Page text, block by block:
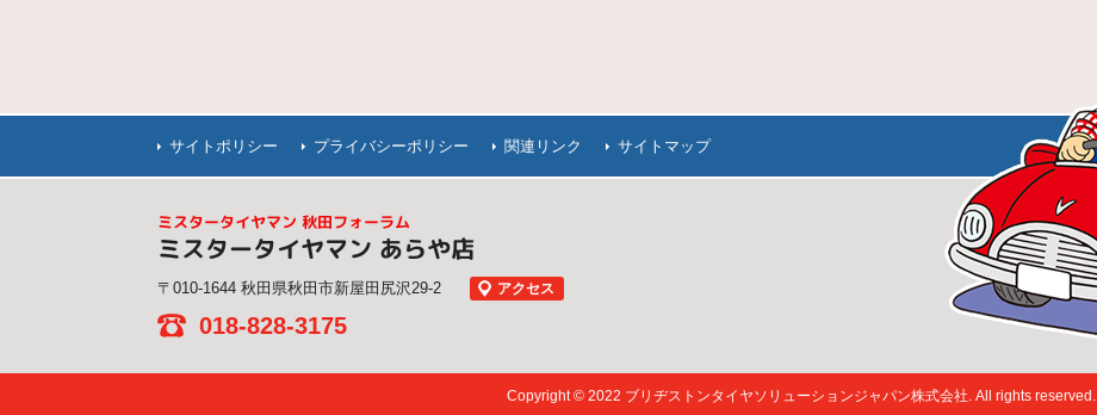
サイトポリシー プライバシーポリシー 関連リンク サイトマップ
ミスタータイヤマン 秋田フォーラム
ミスタータイヤマン あらや店
〒010-1644 秋田県秋田市新屋田尻沢29-2 アクセス
018-828-3175
Copyright © 2022 ブリヂストンタイヤソリューションジャパン株式会社. All rights reserved.